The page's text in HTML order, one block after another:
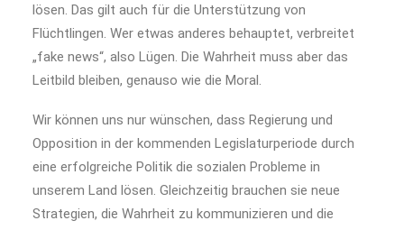
lösen. Das gilt auch für die Unterstützung von
Flüchtlingen. Wer etwas anderes behauptet, verbreitet
„fake news“, also Lügen. Die Wahrheit muss aber das
Leitbild bleiben, genauso wie die Moral.
Wir können uns nur wünschen, dass Regierung und
Opposition in der kommenden Legislaturperiode durch
eine erfolgreiche Politik die sozialen Probleme in
unserem Land lösen. Gleichzeitig brauchen sie neue
Strategien, die Wahrheit zu kommunizieren und die